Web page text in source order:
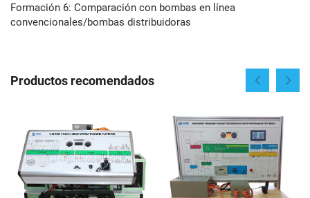
Formación 6: Comparación con bombas en línea
convencionales/bombas distribuidoras
Productos recomendados